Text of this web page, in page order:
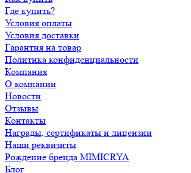
Где купить?
Условия оплаты
Условия доставки
Гарантия на товар
Политика конфиденциальности
Компания
О компании
Новости
Отзывы
Контакты
Награды, сертификаты и лицензии
Наши реквизиты
Рождение бренда MIMICRYA
Блог